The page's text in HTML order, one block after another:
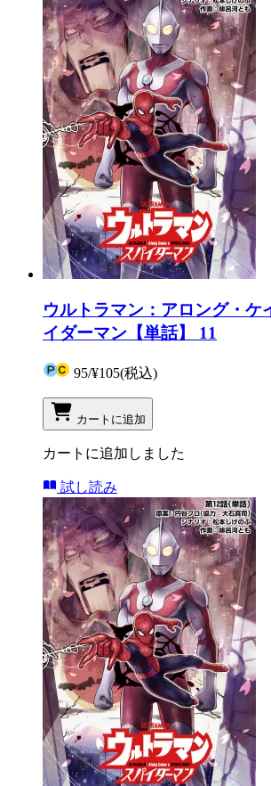
ウルトラマン：アロング・ケ
イダーマン【単話】 11
95/¥105(税込)
カートに追加
カートに追加しました
試し読み